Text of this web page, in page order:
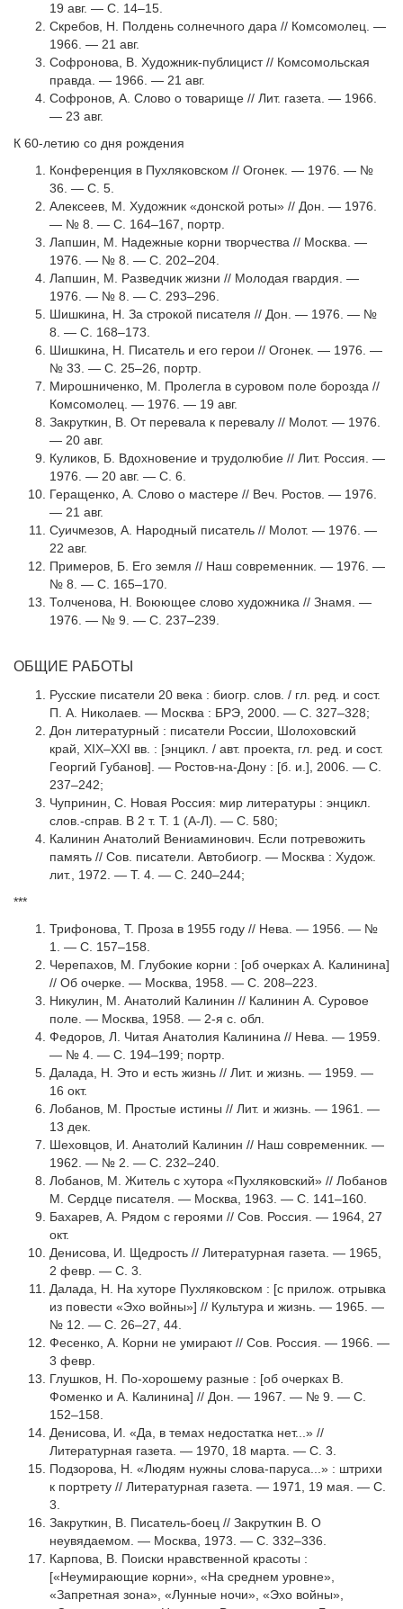
19 авг. — С. 14–15.
Скребов, Н. Полдень солнечного дара // Комсомолец. —
1966. — 21 авг.
Софронова, В. Художник-публицист // Комсомольская
правда. — 1966. — 21 авг.
Софронов, А. Слово о товарище // Лит. газета. — 1966.
— 23 авг.
К 60-летию со дня рождения
Конференция в Пухляковском // Огонек. — 1976. — №
36. — С. 5.
Алексеев, М. Художник «донской роты» // Дон. — 1976.
— № 8. — С. 164–167, портр.
Лапшин, М. Надежные корни творчества // Москва. —
1976. — № 8. — С. 202–204.
Лапшин, М. Разведчик жизни // Молодая гвардия. —
1976. — № 8. — С. 293–296.
Шишкина, Н. За строкой писателя // Дон. — 1976. — №
8. — С. 168–173.
Шишкина, Н. Писатель и его герои // Огонек. — 1976. —
№ 33. — С. 25–26, портр.
Мирошниченко, М. Пролегла в суровом поле борозда //
Комсомолец. — 1976. — 19 авг.
Закруткин, В. От перевала к перевалу // Молот. — 1976.
— 20 авг.
Куликов, Б. Вдохновение и трудолюбие // Лит. Россия. —
1976. — 20 авг. — С. 6.
Геращенко, А. Слово о мастере // Веч. Ростов. — 1976.
— 21 авг.
Суичмезов, А. Народный писатель // Молот. — 1976. —
22 авг.
Примеров, Б. Его земля // Наш современник. — 1976. —
№ 8. — С. 165–170.
Толченова, Н. Воюющее слово художника // Знамя. —
1976. — № 9. — С. 237–239.
ОБЩИЕ РАБОТЫ
Русские писатели 20 века : биогр. слов. / гл. ред. и сост.
П. А. Николаев. — Москва : БРЭ, 2000. — С. 327–328;
Дон литературный : писатели России, Шолоховский
край, XIX–XXI вв. : [энцикл. / авт. проекта, гл. ред. и сост.
Георгий Губанов]. — Ростов-на-Дону : [б. и.], 2006. — С.
237–242;
Чупринин, С. Новая Россия: мир литературы : энцикл.
слов.-справ. В 2 т. Т. 1 (А-Л). — С. 580;
Калинин Анатолий Вениаминович. Если потревожить
память // Сов. писатели. Автобиогр. — Москва : Худож.
лит., 1972. — Т. 4. — С. 240–244;
***
Трифонова, Т. Проза в 1955 году // Нева. — 1956. — №
1. — С. 157–158.
Черепахов, М. Глубокие корни : [об очерках А. Калинина]
// Об очерке. — Москва, 1958. — С. 208–223.
Никулин, М. Анатолий Калинин // Калинин А. Суровое
поле. — Москва, 1958. — 2-я с. обл.
Федоров, Л. Читая Анатолия Калинина // Нева. — 1959.
— № 4. — С. 194–199; портр.
Далада, Н. Это и есть жизнь // Лит. и жизнь. — 1959. —
16 окт.
Лобанов, М. Простые истины // Лит. и жизнь. — 1961. —
13 дек.
Шеховцов, И. Анатолий Калинин // Наш современник. —
1962. — № 2. — С. 232–240.
Лобанов, М. Житель с хутора «Пухляковский» // Лобанов
М. Сердце писателя. — Москва, 1963. — С. 141–160.
Бахарев, А. Рядом с героями // Сов. Россия. — 1964, 27
окт.
Денисова, И. Щедрость // Литературная газета. — 1965,
2 февр. — С. 3.
Далада, Н. На хуторе Пухляковском : [с прилож. отрывка
из повести «Эхо войны»] // Культура и жизнь. — 1965. —
№ 12. — С. 26–27, 44.
Фесенко, А. Корни не умирают // Сов. Россия. — 1966. —
3 февр.
Глушков, Н. По-хорошему разные : [об очерках В.
Фоменко и А. Ка­линина] // Дон. — 1967. — № 9. — С.
152–158.
Денисова, И. «Да, в темах недостатка нет...» //
Литературная газета. — 1970, 18 мар­та. — С. 3.
Подзорова, Н. «Людям нужны слова-паруса...» : штрихи
к портрету // Литературная газета. — 1971, 19 мая. — С.
3.
Закруткин, В. Писатель-боец // Закруткин В. О
неувядаемом. — Москва, 1973. — С. 332–336.
Карпова, В. Поиски нравственной красоты :
[«Неумирающие корни», «На среднем уровне»,
«Запретная зона», «Лунные ночи», «Эхо войны»,